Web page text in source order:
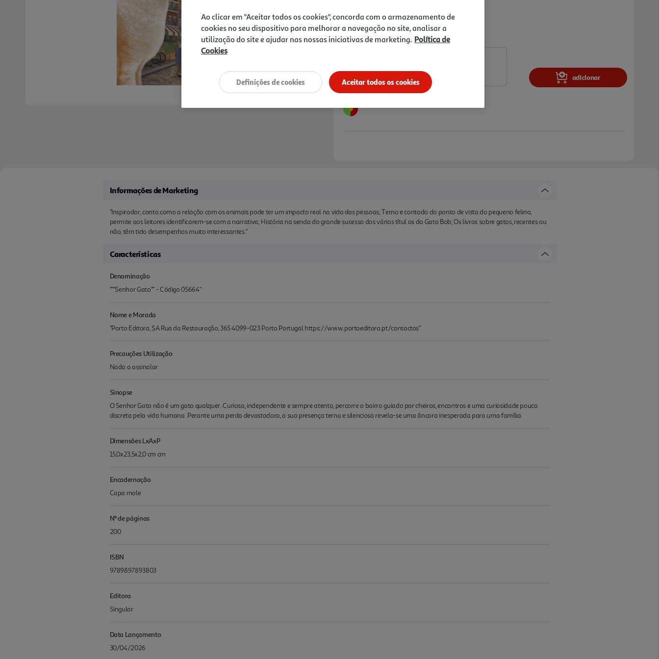
14,99 €
Notas de preparação
adicionar
Informações de Marketing
"Inspirador, conta como a relação com os animais pode ter um impacto real na vida das pessoas; Terno e contado do ponto de vista do pequeno felino,
permite aos leitores identificarem-se com a narrativa; História na senda do grande sucesso dos vários títul os do Gato Bob; Os livros sobre gatos, recentes ou
não, têm tido desempenhos muito interessantes."
Características
Denominação
"""Senhor Gato"" - Código 05664"
Nome e Morada
"Porto Editora, SA Rua da Restauração, 365 4099-023 Porto Portugal https://www.portoeditora.pt/contactos"
Precauções Utilização
Nada a assinalar
Sinopse
O Senhor Gato não é um gato qualquer. Curioso, independente e sempre atento, percorre o bairro guiado por cheiros, encontros e uma curiosidade pouco
discreta pela vida humana. Perante uma perda devastadora, a sua presença terna e silenciosa revela-se uma âncora inesperada para uma família.
Dimensões LxAxP
15,0x23,5x2,0 cm cm
Encadernação
Capa mole
Nº de páginas
200
ISBN
9789897893803
Editora
Singular
Data Lançamento
30/04/2026
Ao clicar em "Aceitar todos os cookies", concorda com o armazenamento de
cookies no seu dispositivo para melhorar a navegação no site, analisar a
utilização do site e ajudar nas nossas iniciativas de marketing. Política de
Cookies
Aceitar todos os cookies
Definições de cookies